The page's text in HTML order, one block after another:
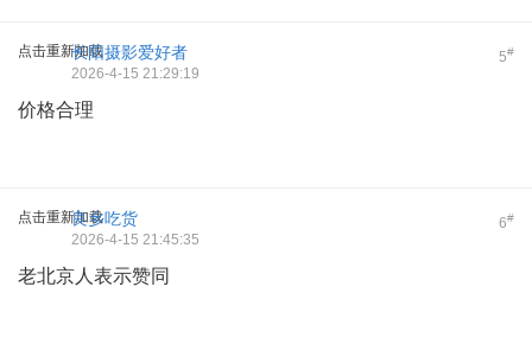
点击重新加载 5#
长阳摄影爱好者
2026-4-15 21:29:19
价格合理
点击重新加载 6#
良乡吃货
2026-4-15 21:45:35
老北京人表示赞同